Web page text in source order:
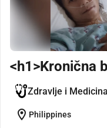
<h1>Kronična
Zdravlje i Medicina
location_on Philippines